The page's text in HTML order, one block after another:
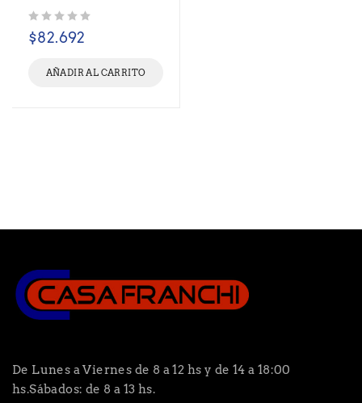
$82.692
AÑADIR AL CARRITO
De Lunes a Viernes de 8 a 12 hs y de 14 a 18:00
hs.Sábados: de 8 a 13 hs.